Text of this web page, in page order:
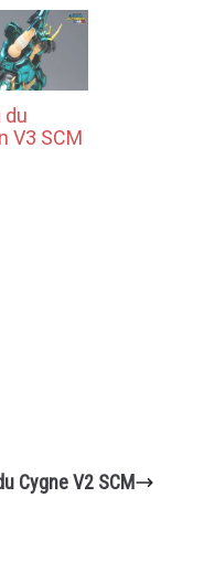
du
V3 SCM
Cygne V2 SCM